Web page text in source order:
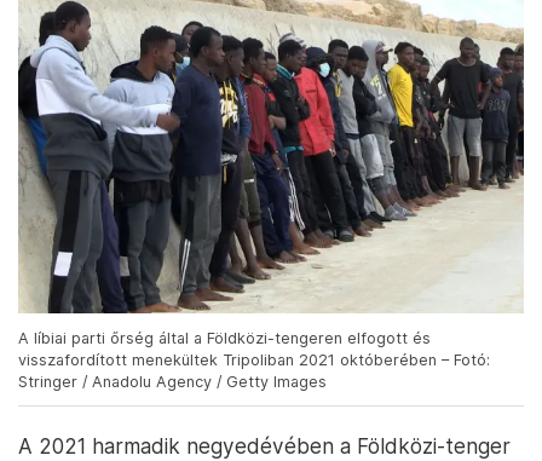
A líbiai parti őrség által a Földközi-tengeren elfogott és
visszafordított menekültek Tripoliban 2021 októberében – Fotó:
Stringer / Anadolu Agency / Getty Images
A 2021 harmadik negyedévében a Földközi-tenger